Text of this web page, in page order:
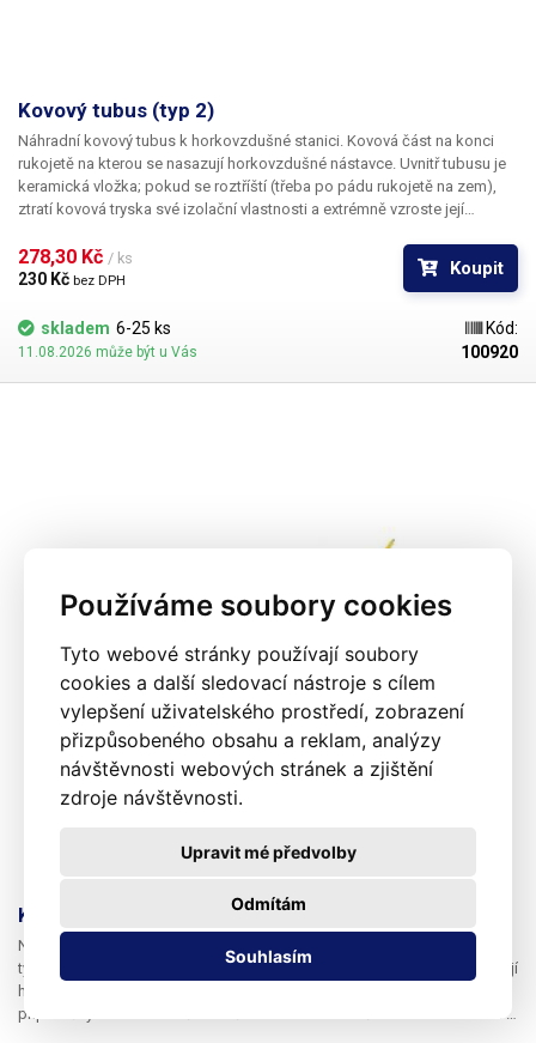
Používáme soubory cookies
Tyto webové stránky používají soubory
cookies a další sledovací nástroje s cílem
vylepšení uživatelského prostředí, zobrazení
přizpůsobeného obsahu a reklam, analýzy
návštěvnosti webových stránek a zjištění
zdroje návštěvnosti.
Souhlasím
Odmítám
Upravit mé předvolby
Kovový tubus (typ 2)
Náhradní kovový tubus k horkovzdušné stanici. Kovová část na konci
rukojetě na kterou se nasazují horkovzdušné nástavce. Uvnitř tubusu je
keramická vložka; pokud se roztříští (třeba po pádu rukojetě na zem),
ztratí kovová tryska své izolační vlastnosti a extrémně vzroste její
vysokých teplot.
278,30 Kč / ks
230 Kč bez DPH
Koupit
skladem 6-25 ks
11.08.2026 může být u Vás
Kód:
100920
Kovový hotair tubus (typ 4)
Náhradní kovový tubus k horkovzdušným stanicím využivající rukojetí
typu 4 (s dmychadlem v rukojeti). Na tento kovový tubus se dále nasazují
horkovzdušné trysky. Tubus má stupňovitý tvar. Součástí tubusu je také
připevněný zemnící vodič. Izolační vložka není součástí tubusu. Vložka je